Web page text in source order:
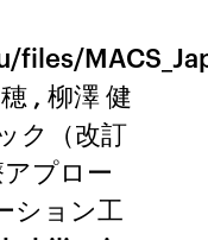
files/
, 柳澤 健
ク（改訂
プロー
ション工